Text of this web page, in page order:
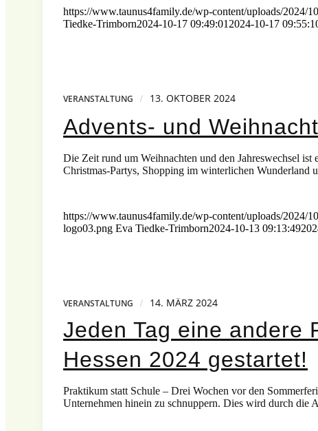
https://www.taunus4family.de/wp-content/uploads/2024/
Tiedke-Trimborn2024-10-17 09:49:01 2024-10-17
VERANSTALTUNG / 13. OKTOBER 2024
Advents- und
Die Zeit rund um Weihnachten und den Jahreswechsel
Christmas-Partys, Shopping im winterlichen
https://www.taunus4family.de/wp-content/uploads/2024/
logo03.png Eva Tiedke-Trimborn2024-10-13 09:13:49
VERANSTALTUNG / 14. MÄRZ 2024
Jeden Tag eine andere
Hessen 2024 gestartet!
Praktikum statt Schule – Drei Wochen vor den
Unternehmen hinein zu schnuppern. Dies wird durch die